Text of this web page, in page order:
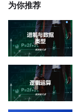
为你推荐